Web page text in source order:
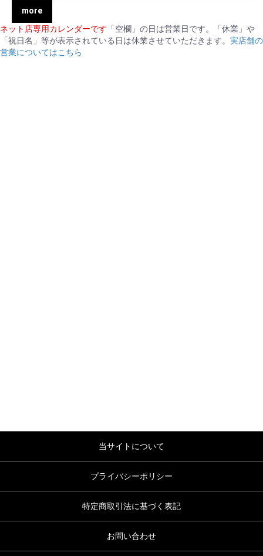
more
ネット店専用カレンダーです 「空欄」の日は営業日です。「休業」や
「祝日名」等が表示されている日は休業させていただきます。 実店舗の
営業についてはこちら
当サイトについて
プライバシーポリシー
特定商取引法に基づく表記
お問い合わせ